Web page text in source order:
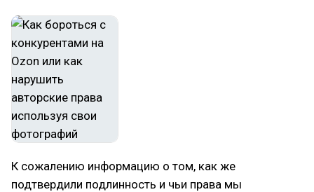
К сожалению информацию о том, как же
подтвердили подлинность и чьи права мы